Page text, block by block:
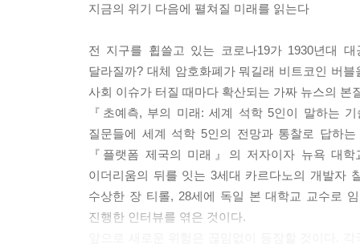
지금의 위기 다음에 펼쳐질 미래를 읽는다
전 지구를 휩쓸고 있는 코로나19가 1930년대
달라질까? 대체 암호화폐가 뭐길래 비트코인 버
사회 이슈가 터질 때마다 확산되는 가짜 뉴스의 본
『초예측, 부의 미래: 세계 석학 5인이 말하는
질문들에 세계 석학 5인의 전망과 통찰로 답하
『플랫폼 제국의 미래』의 저자이자 뉴욕 대
이더리움의 뒤를 잇는 3세대 카르다노의 개발자
수상한 장 티롤, 28세에 독일 본 대학교 교수로
진행한 인터뷰를 엮은 것이다.